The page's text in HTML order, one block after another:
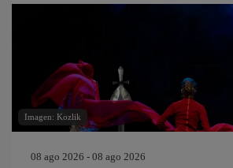
Imagen: Kozlik
08 ago 2026 - 08 ago 2026